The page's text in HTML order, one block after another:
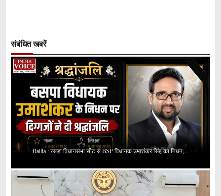
संबंधित खबरें
Ballia : रसड़ा विधानसभा सीट से BSP विधायक उमाशंकर सिंह का निधन,...